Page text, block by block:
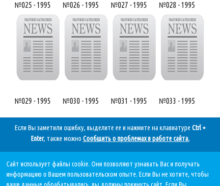
№025 - 1995 №026 - 1995 №027 - 1995 №028 - 1995
№029 - 1995 №030 - 1995 №031 - 1995 №033 - 1995
Если Вы заметили ошибку, выделите ее и нажмите на клавиатуре Ctrl +
Enter, также можно Сообщить о проблемах в работе сайта.
Дата последнего обновления:
10.08.2026, в 10 28.
Сайт использует файлы cookie. Они позволяют узнавать Вас и получать
информацию о Вашем пользовательском опыте. Если Вы не хотите, чтобы